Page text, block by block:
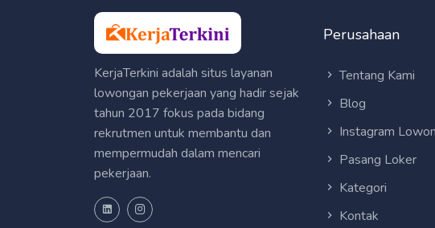
KerjaTerkini adalah situs layanan
lowongan pekerjaan yang hadir sejak
tahun 2017 fokus pada bidang
rekrutmen untuk membantu dan
mempermudah dalam mencari
pekerjaan.
Perusahaan
Tentang Kami
Blog
Instagram
Pasang Loker
Kategori
Kontak